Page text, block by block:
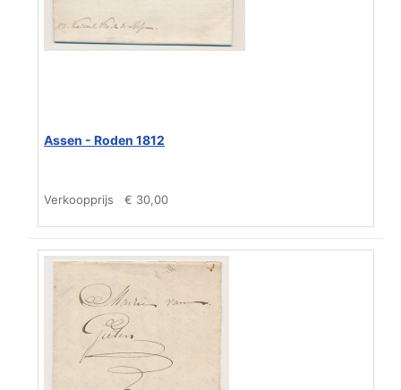
Assen - Roden 1812
Verkoopprijs € 30,00